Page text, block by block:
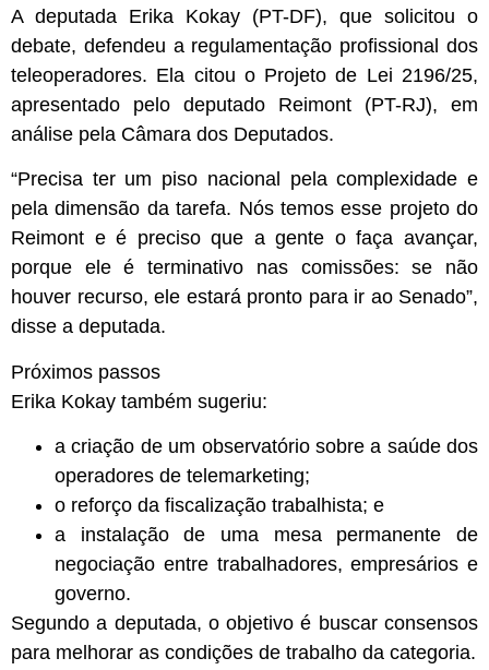
A deputada Erika Kokay (PT-DF), que solicitou o
debate, defendeu a regulamentação profissional dos
teleoperadores. Ela citou o Projeto de Lei 2196/25,
apresentado pelo deputado Reimont (PT-RJ), em
análise pela Câmara dos Deputados.
“Precisa ter um piso nacional pela complexidade e
pela dimensão da tarefa. Nós temos esse projeto do
Reimont e é preciso que a gente o faça avançar,
porque ele é terminativo nas comissões: se não
houver recurso, ele estará pronto para ir ao Senado”,
disse a deputada.
Próximos passos
Erika Kokay também sugeriu:
a criação de um observatório sobre a saúde dos
operadores de telemarketing;
o reforço da fiscalização trabalhista; e
a instalação de uma mesa permanente de
negociação entre trabalhadores, empresários e
governo.
Segundo a deputada, o objetivo é buscar consensos
para melhorar as condições de trabalho da categoria.